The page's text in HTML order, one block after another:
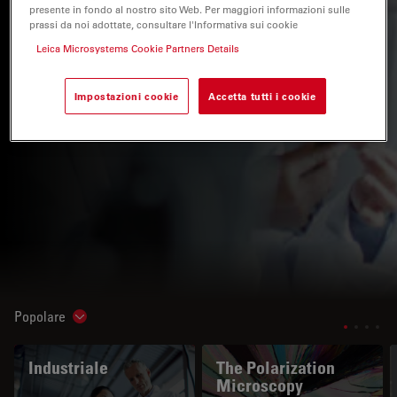
Popolare Show subnavigation
Industriale
The Polarization
Microscopy
presente in fondo al nostro sito Web. Per maggiori informazioni sulle
prassi da noi adottate, consultare l'Informativa sui cookie
Leica Microsystems Cookie Partners Details
Impostazioni cookie Accetta tutti i cookie